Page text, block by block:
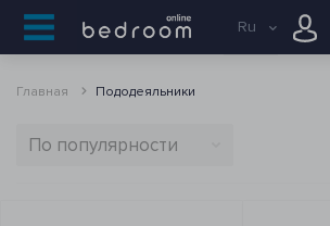
Ru
Главная Пододеяльники